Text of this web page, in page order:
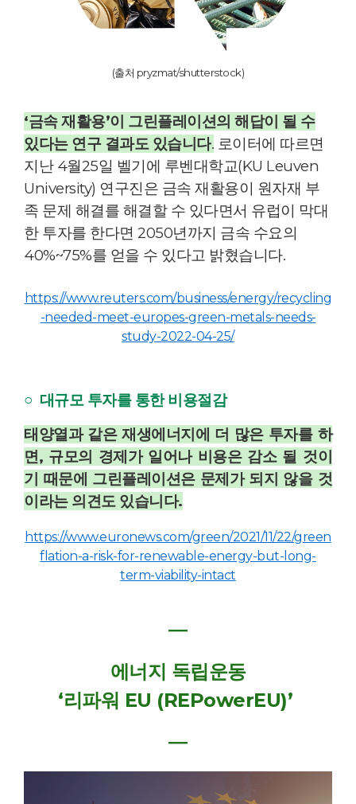
(출처 pryzmat/shutterstock)
‘금속 재활용’이 그린플레이션의 해답이 될 수
있다는 연구 결과도 있습니다. 로이터에 따르면
지난 4월25일 벨기에 루벤대학교(KU Leuven
University) 연구진은 금속 재활용이 원자재 부
족 문제 해결를 해결할 수 있다면서 유럽이 막대
한 투자를 한다면 2050년까지 금속 수요의
40%~75%를 얻을 수 있다고 밝혔습니다.
https://www.reuters.com/business/energy/recycling
-needed-meet-europes-green-metals-needs-
study-2022-04-25/
○ 대규모 투자를 통한 비용절감
태양열과 같은 재생에너지에 더 많은 투자를 하
면, 규모의 경제가 일어나 비용은 감소 될 것이
기 때문에 그린플레이션은 문제가 되지 않을 것
이라는 의견도 있습니다.
https://www.euronews.com/green/2021/11/22/green
flation-a-risk-for-renewable-energy-but-long-
term-viability-intact
―
에너지 독립운동
‘리파워 EU (REPowerEU)’
―